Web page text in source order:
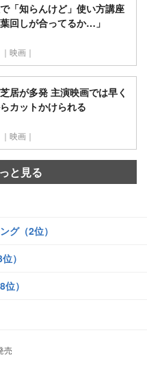
「知らんけど」使い方講座
回しが合ってるか…」
｜映画｜
居が多発 主演映画では早く
カットかけられる
｜映画｜
と見る
グ（2位）
）
）
売